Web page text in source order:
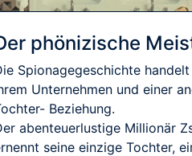
phönizische
Spionagegeschichte
Unternehmen und einer
Beziehung.
abenteuerlustige Millionär
seine einzige Tochter,